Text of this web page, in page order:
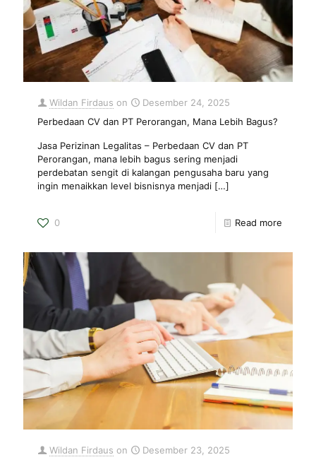
Wildan Firdaus on
Desember 24, 2025
Perbedaan CV dan PT Perorangan, Mana Lebih Bagus?
Jasa Perizinan Legalitas – Perbedaan CV dan PT
Perorangan, mana lebih bagus sering menjadi
perdebatan sengit di kalangan pengusaha baru yang
ingin menaikkan level bisnisnya menjadi […]
0 Read more
Wildan Firdaus on
Desember 23, 2025